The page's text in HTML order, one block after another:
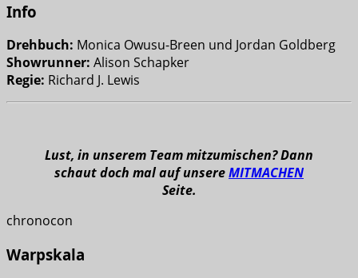
Info
Drehbuch: Monica Owusu-Breen und Jordan Goldberg
Showrunner: Alison Schapker
Regie: Richard J. Lewis
Lust, in unserem Team mitzumischen? Dann
schaut doch mal auf unsereMITMACHEN
Seite.
chronocon
Warpskala